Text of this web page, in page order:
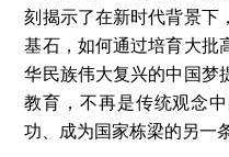
刻揭示了在新时代背景下
基石，如何通过培育大批
华民族伟大复兴的中国梦
教育，不再是传统观念
功、成为国家栋梁的另一